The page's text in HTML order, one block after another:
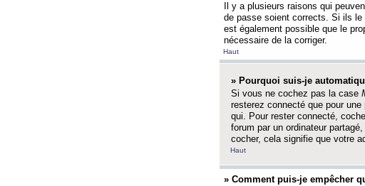
Il y a plusieurs raisons qui
de passe soient corrects. Si ils le
est également possible que le
nécessaire de la corriger.
Haut
» Pourquoi suis-je
Si vous ne cochez pas la case
resterez connecté que pour une
qui. Pour rester connecté,
forum par un ordinateur
cocher, cela signifie que votre
Haut
» Comment puis-je empêcher